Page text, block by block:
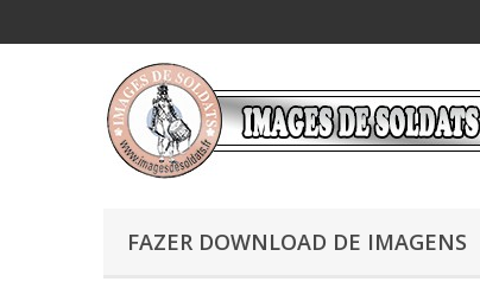
FAZER DOWNLOAD DE IMAGENS